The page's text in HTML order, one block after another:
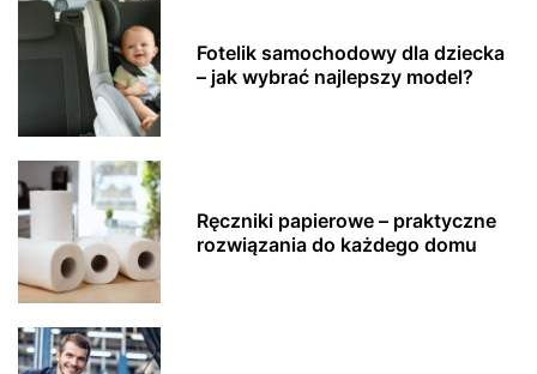
Fotelik samochodowy dla dziecka
– jak wybrać najlepszy model?
Ręczniki papierowe – praktyczne
rozwiązania do każdego domu